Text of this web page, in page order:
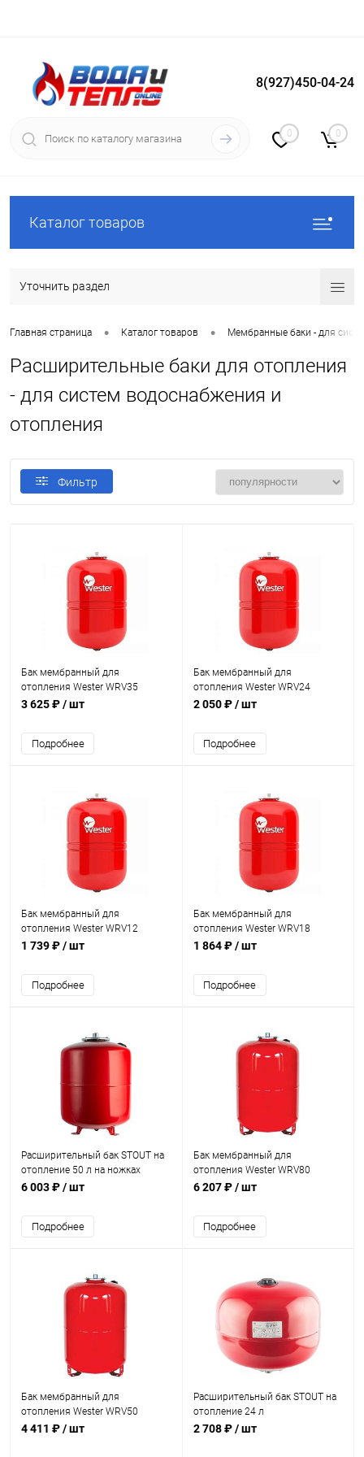
Вход Регистрация
8(927)450-04-24
0 0
Каталог товаров
Уточнить раздел
Главная страница • Каталог товаров • Мембранные баки - для
Расширительные баки для отопления
- для систем водоснабжения и
отопления
Фильтр
Бак мембранный для
отопления Wester WRV35
3 625 ₽/ шт
Подробнее
Бак мембранный для
отопления Wester WRV24
2 050 ₽/ шт
Подробнее
Бак мембранный для
отопления Wester WRV12
1 739 ₽/ шт
Подробнее
Бак мембранный для
отопления Wester WRV18
1 864 ₽/ шт
Подробнее
Расширительный бак STOUT на
отопление 50 л на ножках
6 003 ₽/ шт
Подробнее
Бак мембранный для
отопления Wester WRV80
6 207 ₽/ шт
Подробнее
Бак мембранный для
отопления Wester WRV50
4 411 ₽/ шт
Расширительный бак STOUT на
отопление 24 л
2 708 ₽/ шт